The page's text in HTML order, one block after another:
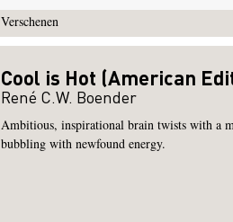
Verschenen
Cool is Hot (American
René C.W. Boender
Ambitious, inspirational brain twists with a
bubbling with newfound energy.